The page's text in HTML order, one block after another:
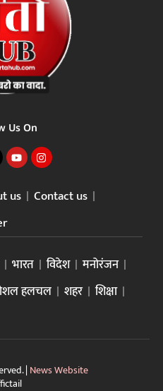
Us On
us
Contact us
भारत विदेश
मनोरंजन
हलचल शहर
शिक्षा
| News Website